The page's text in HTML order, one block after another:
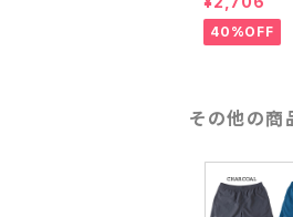
40%OFF
その他の商